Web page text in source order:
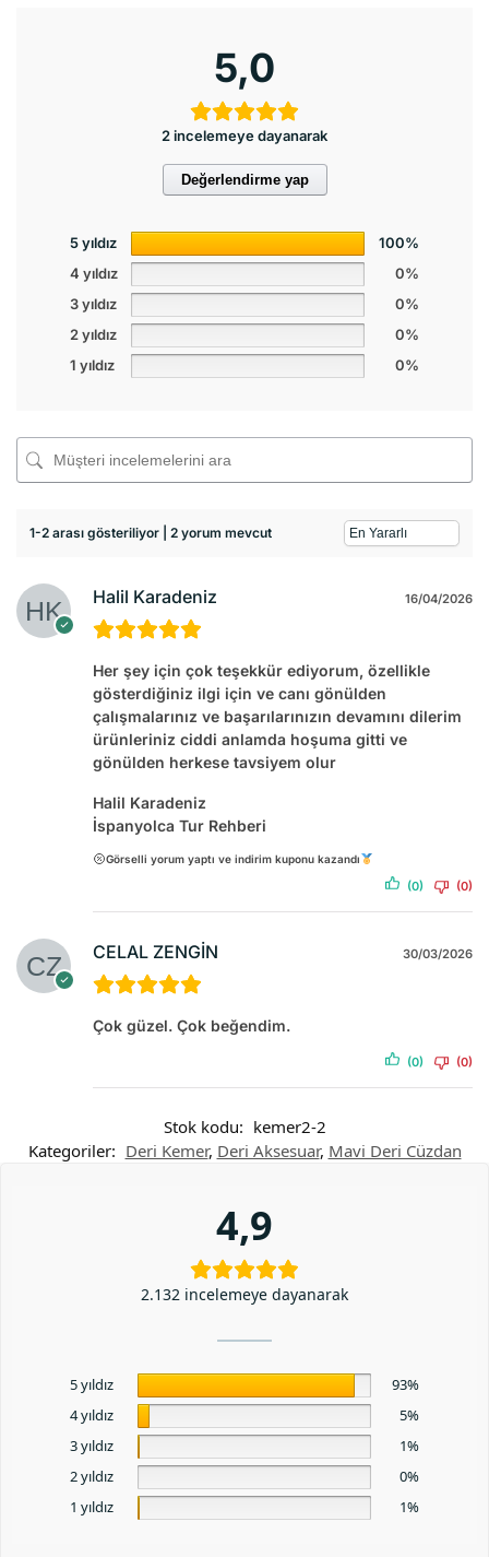
5,0
2 incelemeye dayanarak
Değerlendirme yap
5 yıldız
100%
4 yıldız
0%
3 yıldız
0%
2 yıldız
0%
1 yıldız
0%
1-2 arası gösteriliyor | 2 yorum mevcut
Halil Karadeniz 16/04/2026
Her şey için çok teşekkür ediyorum, özellikle
gösterdiğiniz ilgi için ve canı gönülden
çalışmalarınız ve başarılarınızın devamını dilerim
ürünleriniz ciddi anlamda hoşuma gitti ve
gönülden herkese tavsiyem olur
Halil Karadeniz
İspanyolca Tur Rehberi
Görselli yorum yaptı ve indirim kuponu kazandı
(0) (0)
CELAL ZENGİN 30/03/2026
Çok güzel. Çok beğendim.
(0) (0)
Stok kodu: kemer2-2
Kategoriler: Deri Kemer, Deri Aksesuar, Mavi Deri Cüzdan
4,9
2.132 incelemeye dayanarak
5 yıldız
93%
4 yıldız
5%
3 yıldız
1%
2 yıldız
0%
1 yıldız
1%